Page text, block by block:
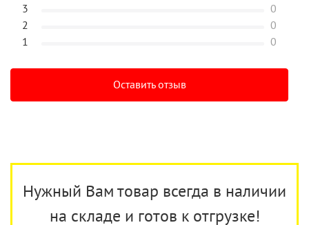
3
0
2
0
1
0
Оставить отзыв
Нужный Вам товар всегда в наличии
на складе и готов к отгрузке!